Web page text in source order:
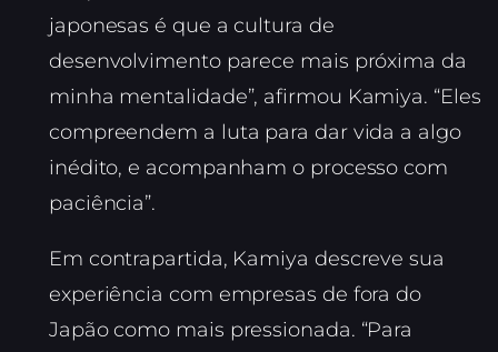
japonesas é que a cultura de
desenvolvimento parece mais próxima da
minha mentalidade”, afirmou Kamiya. “Eles
compreendem a luta para dar vida a algo
inédito, e acompanham o processo com
paciência”.
Em contrapartida, Kamiya descreve sua
experiência com empresas de fora do
Japão como mais pressionada. “Para